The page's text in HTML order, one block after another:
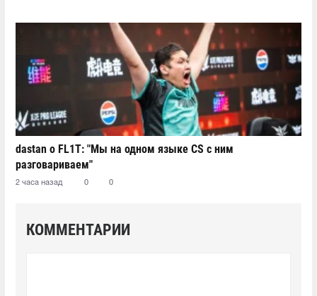
dastan о FL1T: "Мы на одном языке CS с ним
разговариваем"
2 часа назад 0 0
КОММЕНТАРИИ